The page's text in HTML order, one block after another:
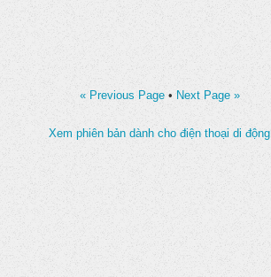
« Previous Page •Next Page »
Xem phiên bản dành cho điện thoại di động